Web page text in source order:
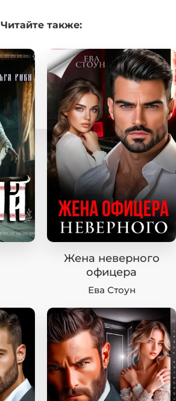
Читайтетакже:
Жена неверного
офицера
Ева Стоун